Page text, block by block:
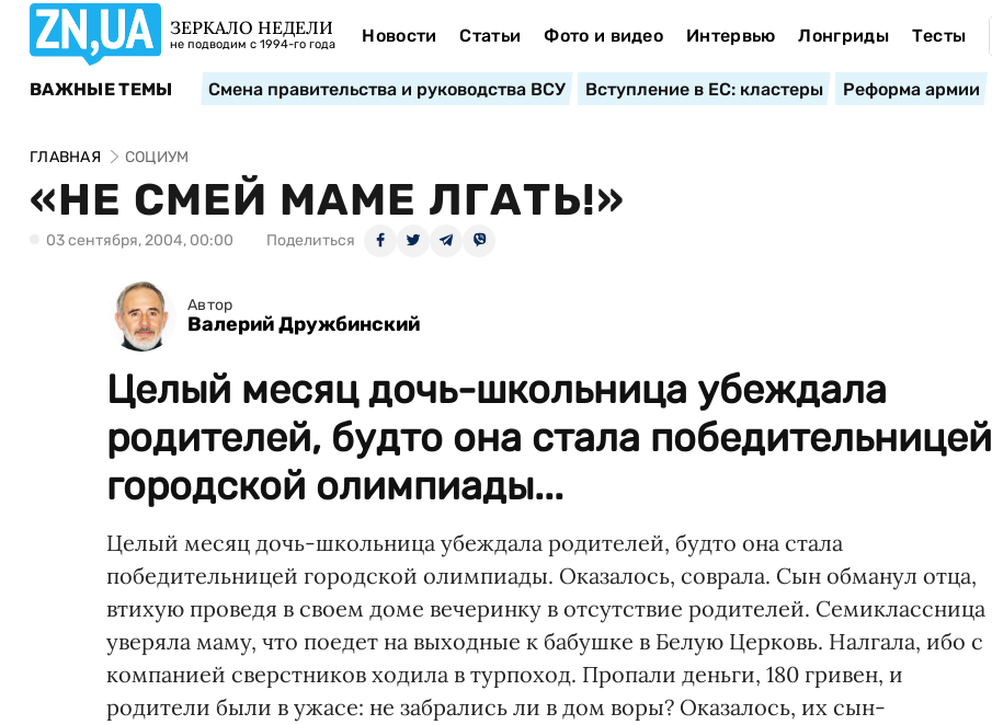
ЗЕРКАЛО НЕДЕЛИ
не подводим с 1994-го года Новости Статьи Фото и видео Интервью Лонгриды Тесты
ВАЖНЫЕ ТЕМЫ Смена правительства и руководства ВСУ Вступление в ЕС: кластеры Реформа армии
ГЛАВНАЯ СОЦИУМ
«НЕ СМЕЙ МАМЕ ЛГАТЬ!»
03 сентября, 2004, 00:00 Поделиться
Автор
Валерий Дружбинский
Целый месяц дочь-школьница убеждала
родителей, будто она стала победительницей
городской олимпиады...
Целый месяц дочь-школьница убеждала родителей, будто она стала
победительницей городской олимпиады. Оказалось, соврала. Сын обманул отца,
втихую проведя в своем доме вечеринку в отсутствие родителей. Семиклассница
уверяла маму, что поедет на выходные к бабушке в Белую Церковь. Налгала, ибо с
компанией сверстников ходила в турпоход. Пропали деньги, 180 гривен, и
родители были в ужасе: не забрались ли в дом воры? Оказалось, их сын-